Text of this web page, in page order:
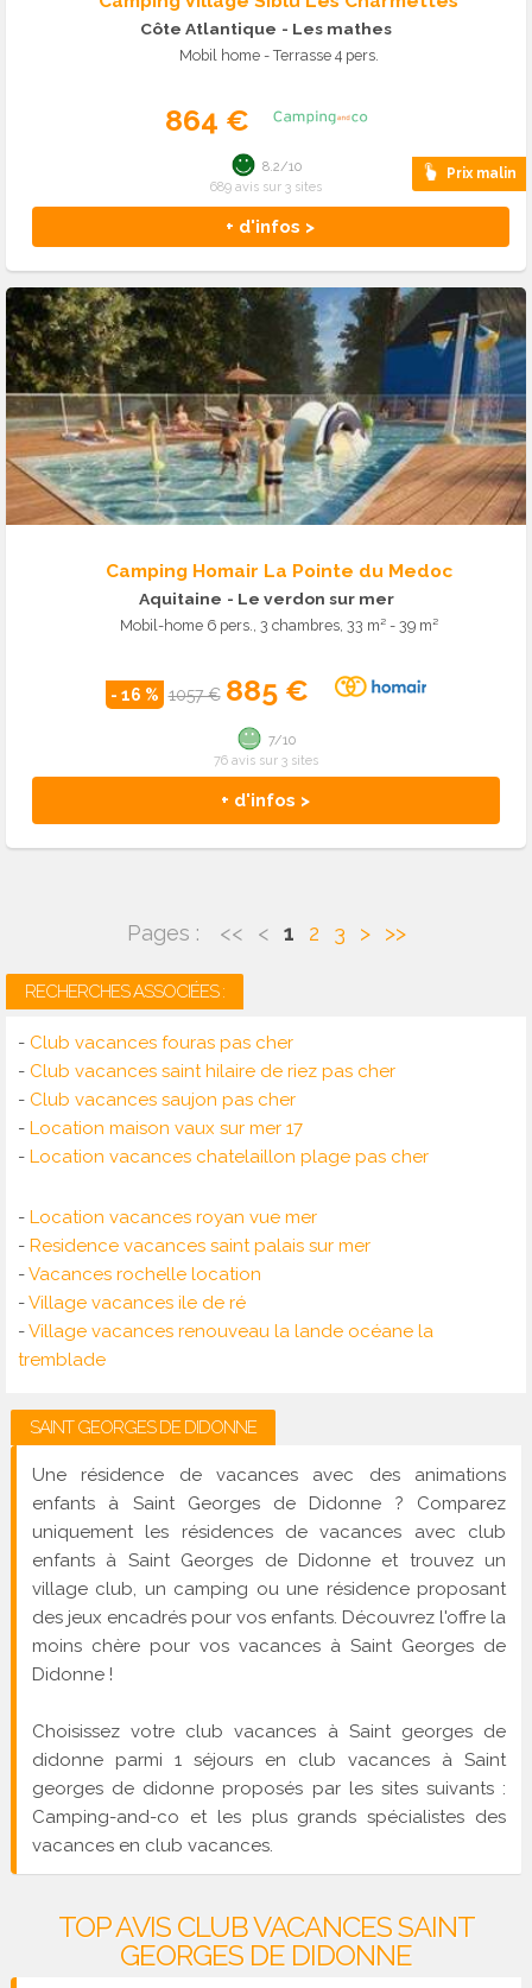
Côte Atlantique - Les mathes
Mobil home - Terrasse 4 pers.
864 €
Prix malin
+ d'infos >
8.2/10
689 avis sur 3 sites
Camping Homair La Pointe du Medoc
Aquitaine - Le verdon sur mer
Mobil-home 6 pers., 3 chambres, 33 m² - 39 m²
- 16 % 1057 € 885 €
+ d'infos >
7/10
76 avis sur 3 sites
Pages : << < 1 2 3 > >>
RECHERCHES ASSOCIÉES :
- Club vacances fouras pas cher
- Club vacances saint hilaire de riez pas cher
- Club vacances saujon pas cher
- Location maison vaux sur mer 17
- Location vacances chatelaillon plage pas cher
- Location vacances royan vue mer
- Residence vacances saint palais sur mer
-Vacances rochelle location
-Village vacances ile de ré
-Village vacances renouveau la lande océane la
tremblade
SAINT GEORGES DE DIDONNE
Une résidence de vacances avec des animations
enfants à Saint Georges de Didonne ? Comparez
uniquement les résidences de vacances avec club
enfants à Saint Georges de Didonne et trouvez un
village club, un camping ou une résidence proposant
des jeux encadrés pour vos enfants. Découvrez l'offre la
moins chère pour vos vacances à Saint Georges de
Didonne !
Choisissez votre club vacances à Saint georges de
didonne parmi 1 séjours en club vacances à Saint
georges de didonne proposés par les sites suivants :
Camping-and-co et les plus grands spécialistes des
vacances en club vacances.
TOP AVIS CLUB VACANCES SAINT
GEORGES DE DIDONNE